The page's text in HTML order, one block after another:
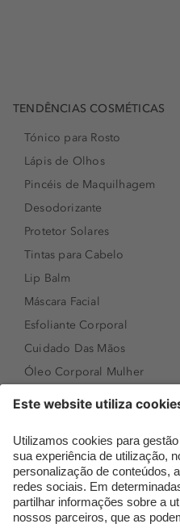
TENDÊNCIAS COSMÉTICAS
Tónico para Rosto
Lápis de Olhos
Pincéis de Maquilhagem
Desodorizante
Protetor Solares
Tintas para Cabelo
Lip Balm
Máscara Facial
Esfoliante Corporal
Cuidado Das Mãos
Óleo Corporal Mulher
Sérum de Rosto
Body mist & Spray
corporal
Produtos para Cabelo
Homem